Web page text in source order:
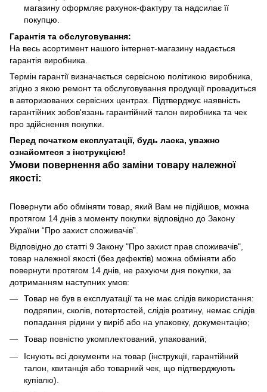
магазину оформляє рахунок-фактуру та надсилає її
покупцю.
Гарантія та обслуговування:
На весь асортимент нашого інтернет-магазину надається
гарантія виробника.
Термін гарантії визначається сервісною політикою виробника,
згідно з якою ремонт та обслуговування продукції провадиться
в авторизованих сервісних центрах. Підтверджує наявність
гарантійних зобов'язань гарантійний талон виробника та чек
про здійснення покупки.
Перед початком експлуатації, будь ласка, уважно
ознайомтеся з інструкцією!
Умови повернення або заміни товару належної
якості:
Повернути або обміняти товар, який Вам не підійшов, можна
протягом 14 днів з моменту покупки відповідно до Закону
України “Про захист споживачів”.
Відповідно до статті 9 Закону "Про захист прав споживачів",
товар належної якості (без дефектів) можна обміняти або
повернути протягом 14 днів, не рахуючи дня покупки, за
дотриманням наступних умов:
Товар не був в експлуатації та не має слідів використання:
подряпин, сколів, потертостей, слідів розтину, немає слідів
попадання рідини у виріб або на упаковку, документацію;
Товар повністю укомплектований, упакований;
Існують всі документи на товар (інструкції, гарантійний
талон, квитанція або товарний чек, що підтверджують
купівлю).